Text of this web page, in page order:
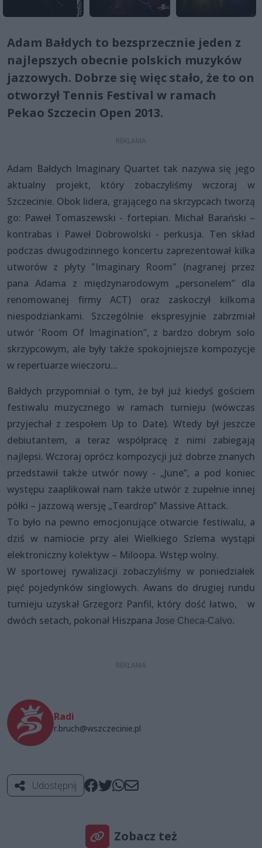
Adam Bałdych to bezsprzecznie jeden z
najlepszych obecnie polskich muzyków
jazzowych. Dobrze się więc stało, że to on
otworzył Tennis Festival w ramach
Pekao Szczecin Open 2013.
Adam Bałdych Imaginary Quartet tak nazywa się jego
aktualny projekt, który zobaczyliśmy wczoraj w
Szczecinie. Obok lidera, grającego na skrzypcach tworzą
go: Paweł Tomaszewski - fortepian. Michał Barański –
kontrabas i Paweł Dobrowolski - perkusja. Ten skład
podczas dwugodzinnego koncertu zaprezentował kilka
utworów z płyty "Imaginary Room" (nagranej przez
pana Adama z międzynarodowym „personelem” dla
renomowanej firmy ACT) oraz zaskoczył kilkoma
niespodziankami. Szczególnie ekspresyjnie zabrzmiał
utwór 'Room Of Imagination”, z bardzo dobrym solo
skrzypcowym, ale były także spokojniejsze kompozycje
w repertuarze wieczoru...
Bałdych przypomniał o tym, że był już kiedyś gościem
festiwalu muzycznego w ramach turnieju (wówczas
przyjechał z zespołem Up to Date). Wtedy był jeszcze
debiutantem, a teraz współpracę z nimi zabiegają
najlepsi. Wczoraj oprócz kompozycji już dobrze znanych
przedstawił także utwór nowy - „June”, a pod koniec
występu zaaplikował nam także utwór z zupełnie innej
półki – jazzową wersję „Teardrop” Massive Attack.
To było na pewno emocjonujące otwarcie festiwalu, a
dziś w namiocie przy alei Wielkiego Szlema wystąpi
elektroniczny kolektyw – Miloopa. Wstęp wolny.
W sportowej rywalizacji zobaczyliśmy w poniedziałek
pięć pojedynków singlowych. Awans do drugiej rundu
turnieju uzyskał Grzegorz Panfil, który dość łatwo, w
dwóch setach, pokonał Hiszpana Jose Checa-Calvo.
Radi
r.bruch@wszczecinie.pl
Udostępnij
Zobacz też